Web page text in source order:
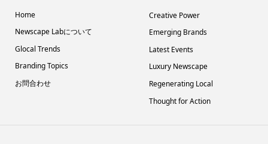
Home
Newscape Labについて
Glocal Trends
Branding Topics
お問合わせ
Creative Power
Emerging Brands
Latest Events
Luxury Newscape
Regenerating Local
Thought for Action